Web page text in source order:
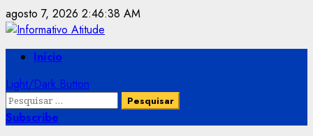
Skip
to
content
agosto 7, 2026 2:46:38 AM
PrimaryInício
Light/Dark Button
Pesquisar
por:
Subscribe